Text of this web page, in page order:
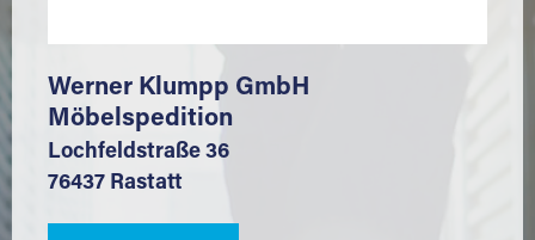
Werner Klumpp GmbH
Möbelspedition
Lochfeldstraße 36
76437 Rastatt